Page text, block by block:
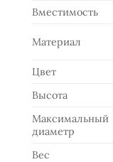
Вместимость
Материал
Цвет
Высота
Максимальный
диаметр
Вес